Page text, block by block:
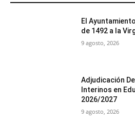
El
de 1492 a la
9 agosto, 2026
Adjudicación
Interinos en
2026/2027
9 agosto, 2026